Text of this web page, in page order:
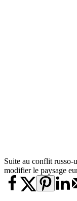
Suite au conflit russo-
modifier le paysage